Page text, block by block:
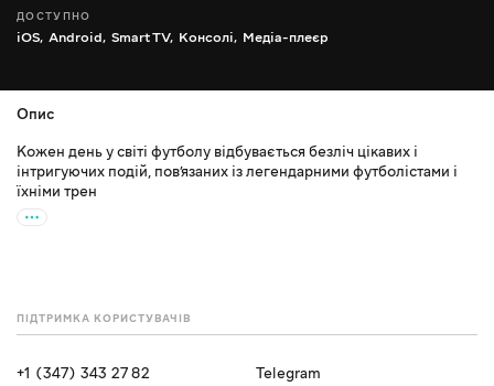
ДОСТУПНО
iOS, Android, Smart TV, Консолі, Медіа-плеєр
Опис
Кожен день у світі футболу відбувається безліч цікавих і
інтригуючих подій, пов’язаних із легендарними футболістами і
їхніми трен
ПІДТРИМКА КОРИСТУВАЧІВ
+1 (347) 343 27 82 Telegram